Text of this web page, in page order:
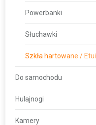
Powerbanki
Słuchawki
Szkła hartowane / Etui
Do samochodu
Hulajnogi
Kamery